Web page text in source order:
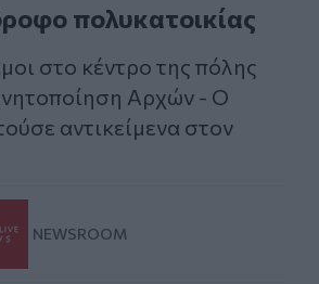
πολυκατοικίας
στο κέντρο της πόλης
Αρχών - Ο
αντικείμενα στον
NEWSROOM